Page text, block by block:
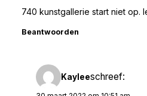
740 kunstgallerie start niet op.
Beantwoorden
Kayleeschreef: